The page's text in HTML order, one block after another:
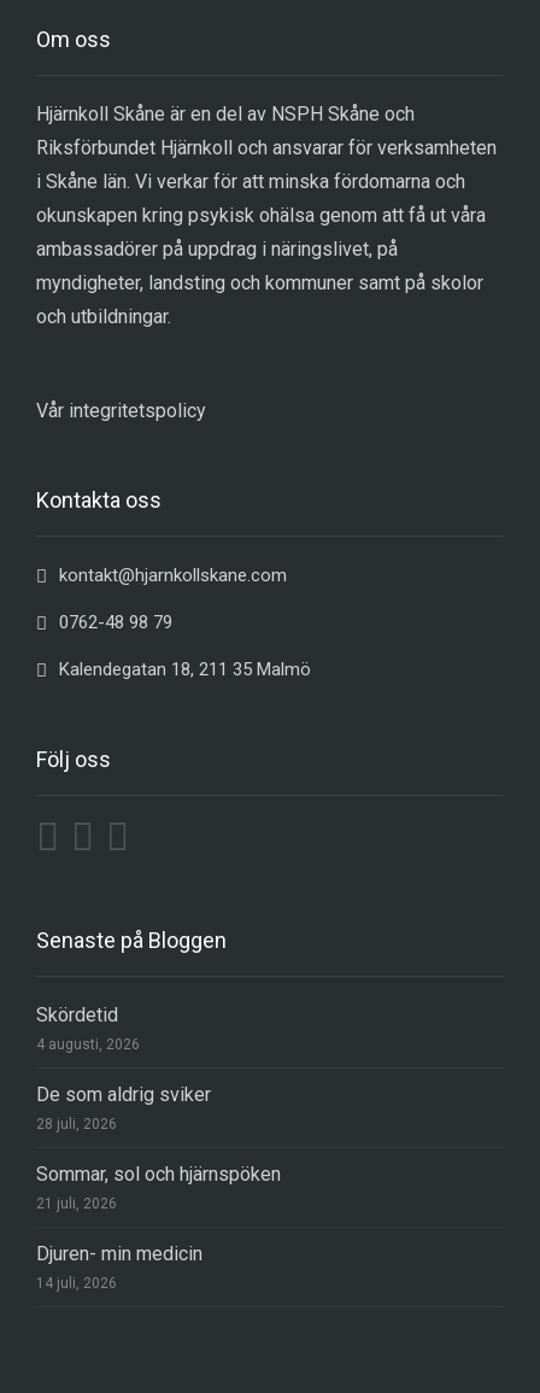
Om oss
Hjärnkoll Skåne är en del av NSPH Skåne och
Riksförbundet Hjärnkoll och ansvarar för verksamheten
i Skåne län. Vi verkar för att minska fördomarna och
okunskapen kring psykisk ohälsa genom att få ut våra
ambassadörer på uppdrag i näringslivet, på
myndigheter, landsting och kommuner samt på skolor
och utbildningar.
Vår integritetspolicy
Kontakta oss
kontakt@hjarnkollskane.com
0762-48 98 79
Kalendegatan 18, 211 35 Malmö
Följ oss
Senaste på Bloggen
Skördetid
4 augusti, 2026
De som aldrig sviker
28 juli, 2026
Sommar, sol och hjärnspöken
21 juli, 2026
Djuren- min medicin
14 juli, 2026